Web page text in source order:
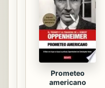
Prometeo
americano